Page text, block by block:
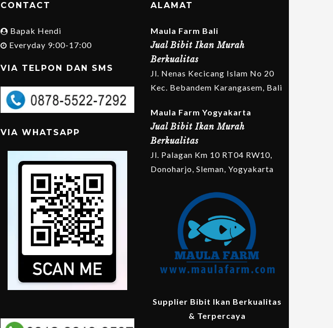
CONTACT
Bapak Hendi
Everyday 9:00-17:00
VIA TELPON DAN SMS
VIA WHATSAPP
ALAMAT
Maula Farm Bali
Jual Bibit Ikan Murah
Berkualitas
Jl. Nenas Kecicang Islam No 20
Kec. Bebandem Karangasem, Bali
Maula Farm Yogyakarta
Jual Bibit Ikan Murah
Berkualitas
Jl. Palagan Km 10 RT04 RW10,
Donoharjo, Sleman, Yogyakarta
Supplier Bibit Ikan Berkualitas
& Terpercaya